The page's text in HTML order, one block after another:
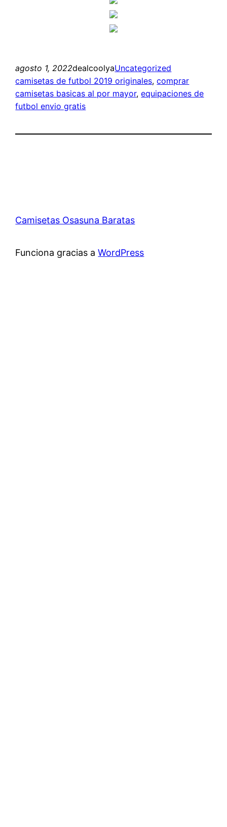
agosto 1, 2022dealcoolyaUncategorized
camisetas de futbol 2019 originales, comprar
camisetas basicas al por mayor, equipaciones de
futbol envio gratis
Camisetas Osasuna Baratas
Funciona gracias aWordPress